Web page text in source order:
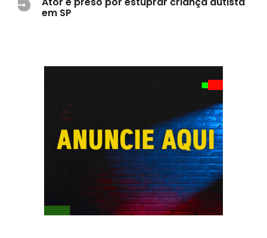
em SP